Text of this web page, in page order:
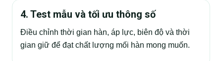
4. Test mẫu và tối ưu thông số
Điều chỉnh thời gian hàn, áp lực, biên độ và thời
gian giữ để đạt chất lượng mối hàn mong muốn.